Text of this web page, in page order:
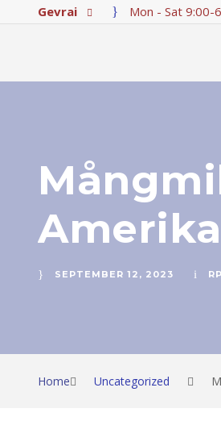
Gevrai Mon - Sat 9:00-
SEPTEMBER 12, 2023
Home Uncategorized